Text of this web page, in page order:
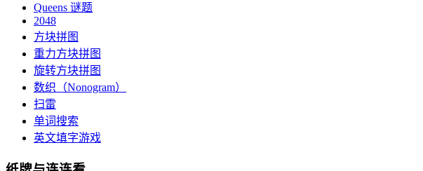
Queens 谜题
2048
方块拼图
重力方块拼图
旋转方块拼图
数织（Nonogram）
扫雷
单词搜索
英文填字游戏